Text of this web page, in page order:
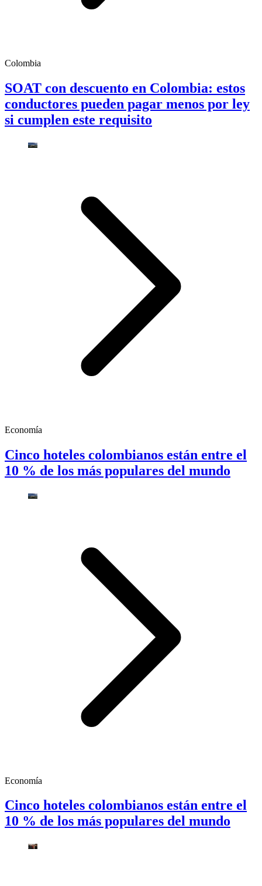
Colombia
SOAT con descuento en Colombia: estos
conductores pueden pagar menos por ley
si cumplen este requisito
Economía
Cinco hoteles colombianos están entre el
10 % de los más populares del mundo
Economía
Cinco hoteles colombianos están entre el
10 % de los más populares del mundo